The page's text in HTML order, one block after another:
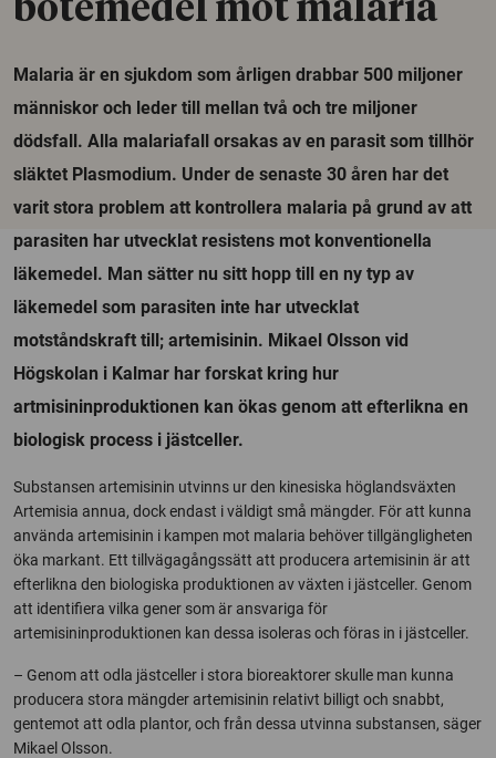
botemedel mot malaria
Malaria är en sjukdom som årligen drabbar 500 miljoner
människor och leder till mellan två och tre miljoner
dödsfall. Alla malariafall orsakas av en parasit som tillhör
släktet Plasmodium. Under de senaste 30 åren har det
varit stora problem att kontrollera malaria på grund av att
parasiten har utvecklat resistens mot konventionella
läkemedel. Man sätter nu sitt hopp till en ny typ av
läkemedel som parasiten inte har utvecklat
motståndskraft till; artemisinin. Mikael Olsson vid
Högskolan i Kalmar har forskat kring hur
artmisininproduktionen kan ökas genom att efterlikna en
biologisk process i jästceller.
Substansen artemisinin utvinns ur den kinesiska höglandsväxten
Artemisia annua, dock endast i väldigt små mängder. För att kunna
använda artemisinin i kampen mot malaria behöver tillgängligheten
öka markant. Ett tillvägagångssätt att producera artemisinin är att
efterlikna den biologiska produktionen av växten i jästceller. Genom
att identifiera vilka gener som är ansvariga för
artemisininproduktionen kan dessa isoleras och föras in i jästceller.
– Genom att odla jästceller i stora bioreaktorer skulle man kunna
producera stora mängder artemisinin relativt billigt och snabbt,
gentemot att odla plantor, och från dessa utvinna substansen, säger
Mikael Olsson.